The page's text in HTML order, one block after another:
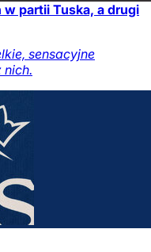
w partii Tuska, a drugi
sensacyjne
nich.